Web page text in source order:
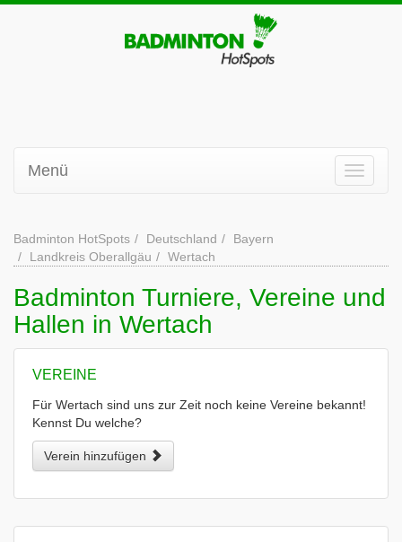
Menü
Badminton HotSpots Deutschland
Bayern
Landkreis Oberallgäu
Wertach
Badminton Turniere, Vereine und
Hallen in Wertach
VEREINE
Für Wertach sind uns zur Zeit noch keine Vereine bekannt!
Kennst Du welche?
Verein hinzufügen